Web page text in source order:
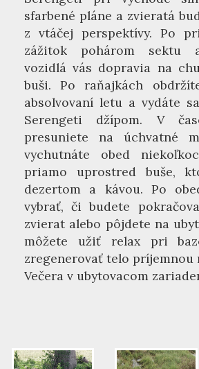
sfarbené pláne a zvieratá
z vtáčej perspektívy. Po
zážitok pohárom sektu
vozidlá vás dopravia na
buši. Po raňajkách
absolvovaní letu a vydáte
Serengeti džípom. V
presuniete na úchvatné
vychutnáte obed
priamo uprostred buše,
dezertom a kávou. Po
vybrať, či budete
zvierat alebo pôjdete na
môžete užiť relax pri
zregenerovať telo príjemnou
Večera v ubytovacom